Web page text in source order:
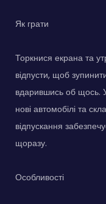
Як грати
Торкнися екрана та
відпусти, щоб
вдарившись об щось.
нові автомобілі та
відпускання
щоразу.
Особливості